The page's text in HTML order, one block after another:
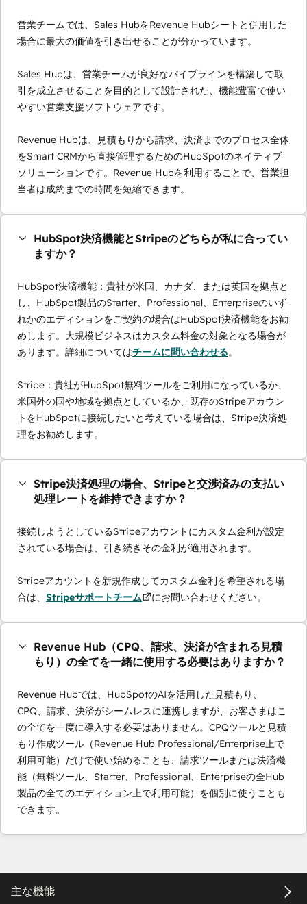
営業チームでは、Sales HubをRevenue Hubシートと併用した
場合に最大の価値を引き出せることが分かっています。
Sales Hubは、営業チームが良好なパイプラインを構築して取
引を成立させることを目的として設計された、機能豊富で使い
やすい営業支援ソフトウェアです。
Revenue Hubは、見積もりから請求、決済までのプロセス全体
をSmart CRMから直接管理するためのHubSpotのネイティブ
ソリューションです。Revenue Hubを利用することで、営業担
当者は成約までの時間を短縮できます。
HubSpot決済機能とStripeのどちらが私に合ってい
ますか？
HubSpot決済機能：貴社が米国、カナダ、または英国を拠点と
し、HubSpot製品のStarter、Professional、Enterpriseのいず
れかのエディションをご契約の場合はHubSpot決済機能をお勧
めします。大規模ビジネスはカスタム料金の対象となる場合が
あります。詳細についてはチームに問い合わせる。
Stripe：貴社がHubSpot無料ツールをご利用になっているか、
米国外の国や地域を拠点としているか、既存のStripeアカウン
トをHubSpotに接続したいと考えている場合は、Stripe決済処
理をお勧めします。
Stripe決済処理の場合、Stripeと交渉済みの支払い
処理レートを維持できますか？
接続しようとしているStripeアカウントにカスタム金利が設定
されている場合は、引き続きその金利が適用されます。
Stripeアカウントを新規作成してカスタム金利を希望される場
合は、 Stripeサポートチーム にお問い合わせください。
Revenue Hub（CPQ、請求、決済が含まれる見積
もり）の全てを一緒に使用する必要はありますか？
Revenue Hubでは、HubSpotのAIを活用した見積もり、
CPQ、請求、決済がシームレスに連携しますが、お客さまはこ
の全てを一度に導入する必要はありません。CPQツールと見積
もり作成ツール（Revenue Hub Professional/Enterprise上で
利用可能）だけで使い始めることも、請求ツールまたは決済機
能（無料ツール、Starter、Professional、Enterpriseの全Hub
製品の全てのエディション上で利用可能）を個別に使うことも
できます。
主な機能